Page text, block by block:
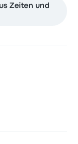
Zeiten und